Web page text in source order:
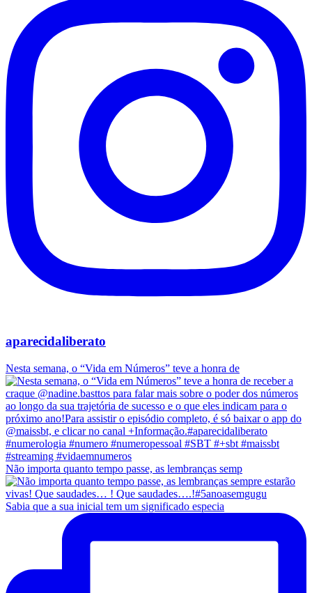
aparecidaliberato
Nesta semana, o “Vida em Números” teve a honra de
Não importa quanto tempo passe, as lembranças semp
Sabia que a sua inicial tem um significado especia